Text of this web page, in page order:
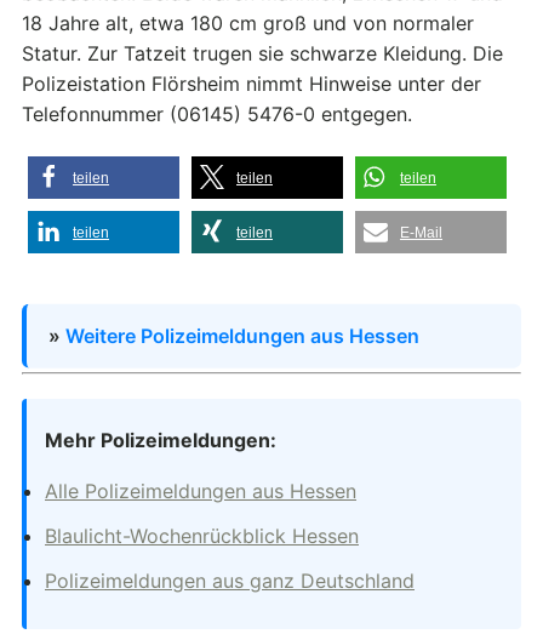
18 Jahre alt, etwa 180 cm groß und von normaler
Statur. Zur Tatzeit trugen sie schwarze Kleidung. Die
Polizeistation Flörsheim nimmt Hinweise unter der
Telefonnummer (06145) 5476-0 entgegen.
teilen teilen teilen
teilen teilen E-Mail
» Weitere Polizeimeldungen aus Hessen
Mehr Polizeimeldungen:
Alle Polizeimeldungen aus Hessen
Blaulicht-Wochenrückblick Hessen
Polizeimeldungen aus ganz Deutschland